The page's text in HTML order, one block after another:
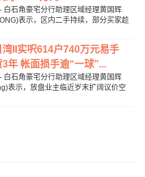
白石角豪宅分行助理区域经理黄国辉
表示，区内二手持续，部分买家趁
湾II实呎614户740万元易手
年 帐面损手逾“一球”...
白石角豪宅分行助理区域经理黄国辉
表示，放盘业主临近岁末扩阔议价空